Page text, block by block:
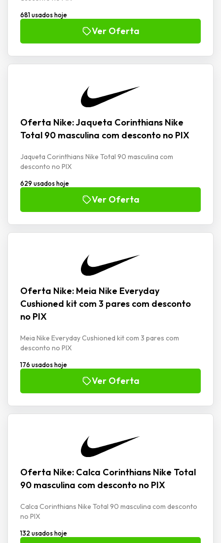
681 usados hoje
Ver Oferta
Oferta Nike: Jaqueta Corinthians Nike
Total 90 masculina com desconto no PIX
Jaqueta Corinthians Nike Total 90 masculina com
desconto no PIX
629 usados hoje
Ver Oferta
Oferta Nike: Meia Nike Everyday
Cushioned kit com 3 pares com desconto
no PIX
Meia Nike Everyday Cushioned kit com 3 pares com
desconto no PIX
176 usados hoje
Ver Oferta
Oferta Nike: Calca Corinthians Nike Total
90 masculina com desconto no PIX
Calca Corinthians Nike Total 90 masculina com desconto
no PIX
132 usados hoje